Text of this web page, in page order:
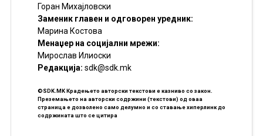
Горан Михајловски
Заменик главен и одговорен уредник:
Марина Костова
Менаџер на социјални мрежи:
Мирослав Илиоски
Редакцијa: sdk@sdk.mk
©SDK.MK Крадењето авторски текстови е казниво со закон.
Преземањето на авторски содржини (текстови) од оваа
страница е дозволено само делумно и со ставање хиперлинк до
содржината што се цитира